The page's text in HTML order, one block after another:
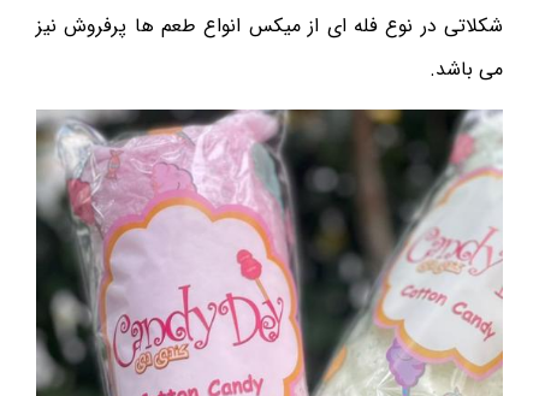
شکلاتی در نوع فله ای از میکس انواع طعم ها پرفروش نیز
می باشد.